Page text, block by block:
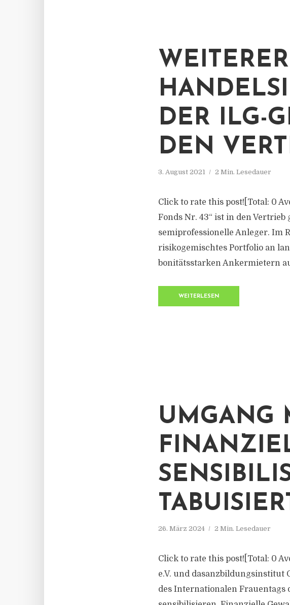
WEITERER
DER ILG-
DEN
3. August 2021 2 Min. Lesedauer
Click to rate this post![Total: 0
Fonds Nr. 43“ ist in den
semiprofessionelle Anleger. Im
risikogemischtes Portfolio an
bonitätsstarken Ankermietern
WEITERLESEN
UMGANG
26. März 2024 2 Min. Lesedauer
Click to rate this post![Total: 0
e.V. und dasanzbildungsinstitut
des Internationalen